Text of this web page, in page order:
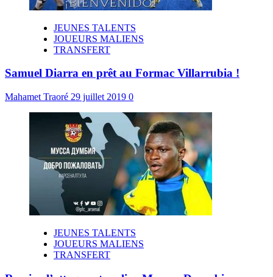
JEUNES TALENTS
JOUEURS MALIENS
TRANSFERT
Samuel Diarra en prêt au Formac Villarrubia !
Mahamet Traoré 29 juillet 2019 0
JEUNES TALENTS
JOUEURS MALIENS
TRANSFERT